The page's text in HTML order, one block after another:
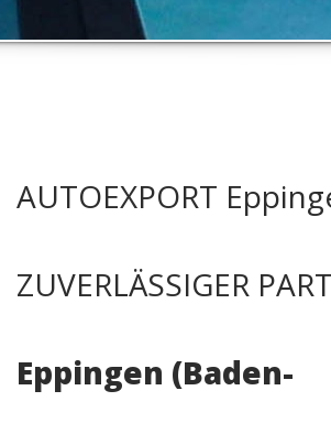
AUTOEXPORT
ZUVERLÄSSIGER
Eppingen (Baden-